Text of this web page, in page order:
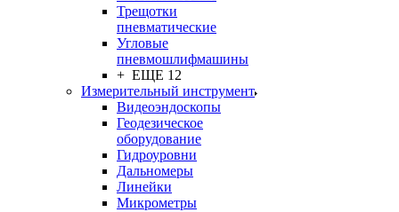
Трещотки
пневматические
Угловые
пневмошлифмашины
+ ЕЩЕ 12
Измерительный инструмент
Видеоэндоскопы
Геодезическое
оборудование
Гидроуровни
Дальномеры
Линейки
Микрометры